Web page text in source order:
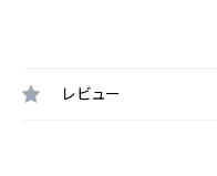
レビュー